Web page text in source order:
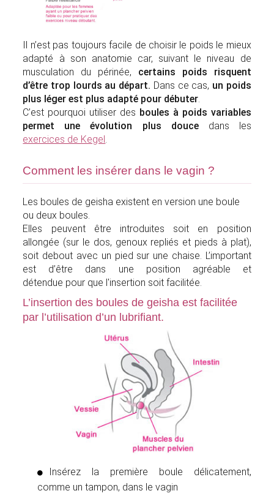
Il n’est pas toujours facile de choisir le poids le mieux
adapté à son anatomie car, suivant le niveau de
musculation du périnée, certains poids risquent
d’être trop lourds au départ. Dans ce cas, un poids
plus léger est plus adapté pour débuter.
C’est pourquoi utiliser des boules à poids variables
permet une évolution plus doucedans les
exercices de Kegel .
Comment les insérer dans le vagin ?
Les boules de geisha existent en version une boule
ou deux boules.
Elles peuvent être introduites soit en position
allongée (sur le dos, genoux repliés et pieds à plat),
soit debout avec un pied sur une chaise. L’important
est d’être dans une position agréable et
détendue pour que l'insertion soit facilitée.
L’insertion des boules de geisha est facilitée
par l’utilisation d’un lubrifiant.
Insérez la première boule délicatement,
comme un tampon, dans le vagin